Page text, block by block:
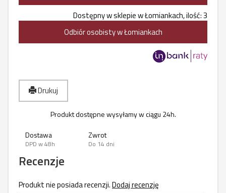
Dostępny w sklepie w Łomiankach, ilość: 3
Odbiór osobisty w Łomiankach
Drukuj
Produkt dostępne wysyłamy w ciągu 24h.
Dostawa
DPD w 48h
Zwrot
Do 14 dni
Recenzje
Produkt nie posiada recenzji.Dodaj recenzję